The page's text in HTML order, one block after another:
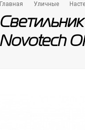
Главная Уличные
Novotech